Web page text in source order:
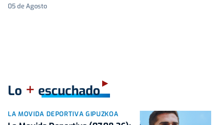
05 de Agosto
Lo + escuchado
LA MOVIDA DEPORTIVA GIPUZKOA